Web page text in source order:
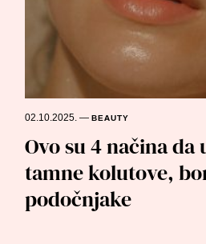
02.10.2025.—BEAUTY
Ovo su 4 načina da
tamne kolutove,
podočnjake